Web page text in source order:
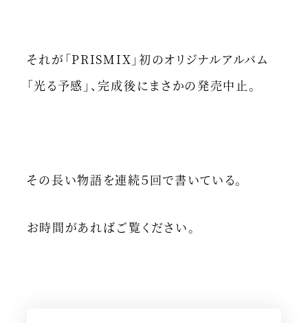
それが「PRISMIX」初のオリジナルアルバム
「光る予感」、完成後にまさかの発売中止。
その長い物語を連続５回で書いている。
お時間があればご覧ください。